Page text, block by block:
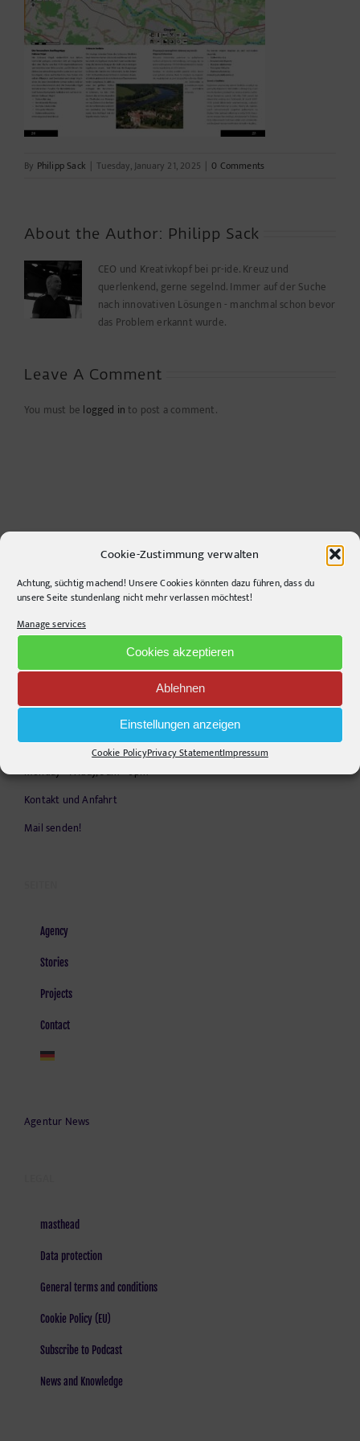
Cookie-Zustimmung verwalten
Achtung, süchtig machend! Unsere Cookies könnten dazu führen, dass du
unsere Seite stundenlang nicht mehr verlassen möchtest!
Manage services
Cookies akzeptieren
Ablehnen
Einstellungen anzeigen
Cookie PolicyPrivacy StatementImpressum
By Philipp Sack | Tuesday, January 21, 2025 | 0 Comments
About the Author: Philipp Sack
CEO und Kreativkopf bei pr-ide. Kreuz und
querlenkend, gerne segelnd. Immer auf der Suche
nach innovativen Lösungen - manchmal schon bevor
das Problem erkannt wurde.
Leave A Comment
You must be logged into post a comment.
CONTACT INFO
pr-ide
Telephone:+49306860203
info@pr-ide.de
Opening Hours:
Monday - Friday, 9am - 6pm
Kontakt und Anfahrt
Mail senden!
Agency
Stories
Projects
Contact
Agentur News
masthead
Data protection
General terms and conditions
Cookie Policy (EU)
Subscribe to Podcast
News and Knowledge